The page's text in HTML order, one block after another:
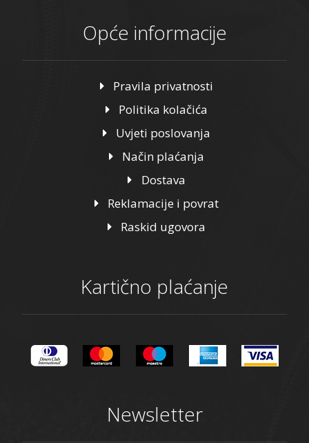
Opće informacije
Pravila privatnosti
Politika kolačića
Uvjeti poslovanja
Način plaćanja
Dostava
Reklamacije i povrat
Raskid ugovora
Kartično plaćanje
Newsletter